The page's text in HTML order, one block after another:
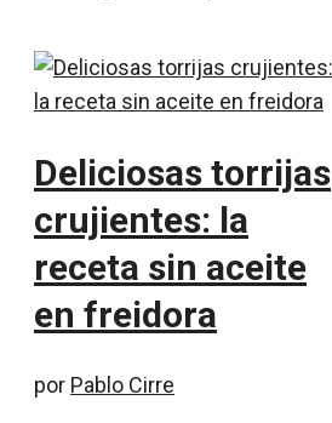
Deliciosas torrijas
crujientes: la
receta sin aceite
en freidora
por Pablo Cirre